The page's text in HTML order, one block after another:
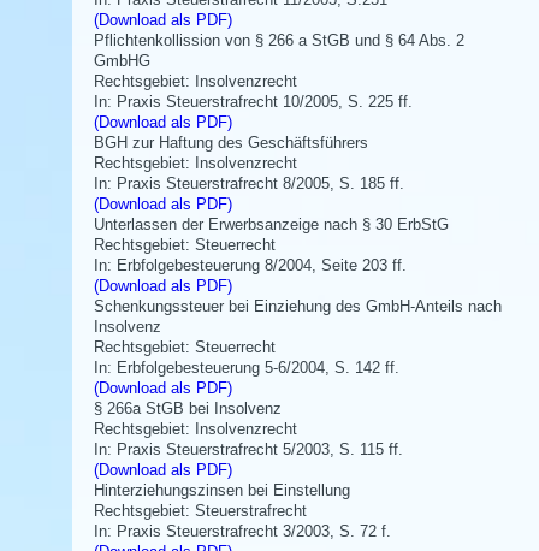
(Download als PDF)
Pflichtenkollission von § 266 a StGB und § 64 Abs. 2
GmbHG
Rechtsgebiet: Insolvenzrecht
In: Praxis Steuerstrafrecht 10/2005, S. 225 ff.
(Download als PDF)
BGH zur Haftung des Geschäftsführers
Rechtsgebiet: Insolvenzrecht
In: Praxis Steuerstrafrecht 8/2005, S. 185 ff.
(Download als PDF)
Unterlassen der Erwerbsanzeige nach § 30 ErbStG
Rechtsgebiet: Steuerrecht
In: Erbfolgebesteuerung 8/2004, Seite 203 ff.
(Download als PDF)
Schenkungssteuer bei Einziehung des GmbH-Anteils nach
Insolvenz
Rechtsgebiet: Steuerrecht
In: Erbfolgebesteuerung 5-6/2004, S. 142 ff.
(Download als PDF)
§ 266a StGB bei Insolvenz
Rechtsgebiet: Insolvenzrecht
In: Praxis Steuerstrafrecht 5/2003, S. 115 ff.
(Download als PDF)
Hinterziehungszinsen bei Einstellung
Rechtsgebiet: Steuerstrafrecht
In: Praxis Steuerstrafrecht 3/2003, S. 72 f.